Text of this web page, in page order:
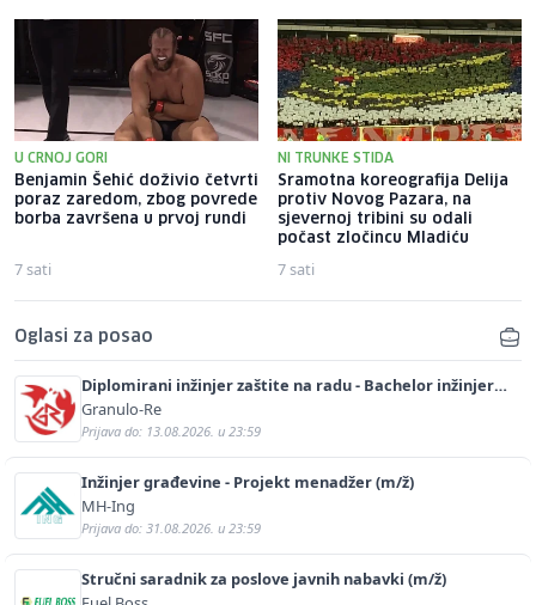
U CRNOJ GORI
Benjamin Šehić doživio četvrti
poraz zaredom, zbog povrede
borba završena u prvoj rundi
7 sati
NI TRUNKE STIDA
Sramotna koreografija Delija
protiv Novog Pazara, na
sjevernoj tribini su odali
počast zločincu Mladiću
7 sati
Oglasi za posao
Diplomirani inžinjer zaštite na radu - Bachelor inžinjer
sigurnosti i pomoći (m/ž)
Granulo-Re
Prijava do: 13.08.2026. u 23:59
Inžinjer građevine - Projekt menadžer (m/ž)
MH-Ing
Prijava do: 31.08.2026. u 23:59
Stručni saradnik za poslove javnih nabavki (m/ž)